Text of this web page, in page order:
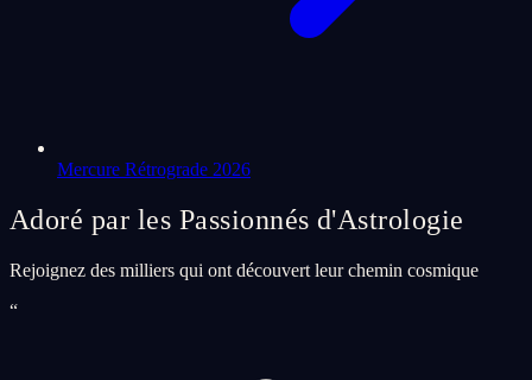
Mercure Rétrograde 2026
Adoré par les Passionnés d'Astrologie
Rejoignez des milliers qui ont découvert leur chemin cosmique
“